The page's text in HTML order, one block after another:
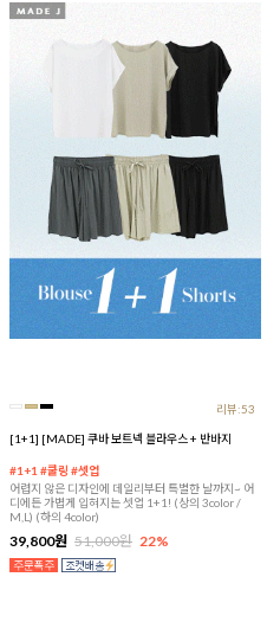
리뷰:53
[1+1] [MADE] 쿠바 보트넥 블라우스 + 반바지
#1+1 #쿨링 #셋업
어렵지 않은 디자인에 데일리부터 특별한 날까지~ 어
디에든 가볍게 입혀지는 셋업 1+1! (상의 3color /
M,L) (하의 4color)
39,800원 51,000원 22%